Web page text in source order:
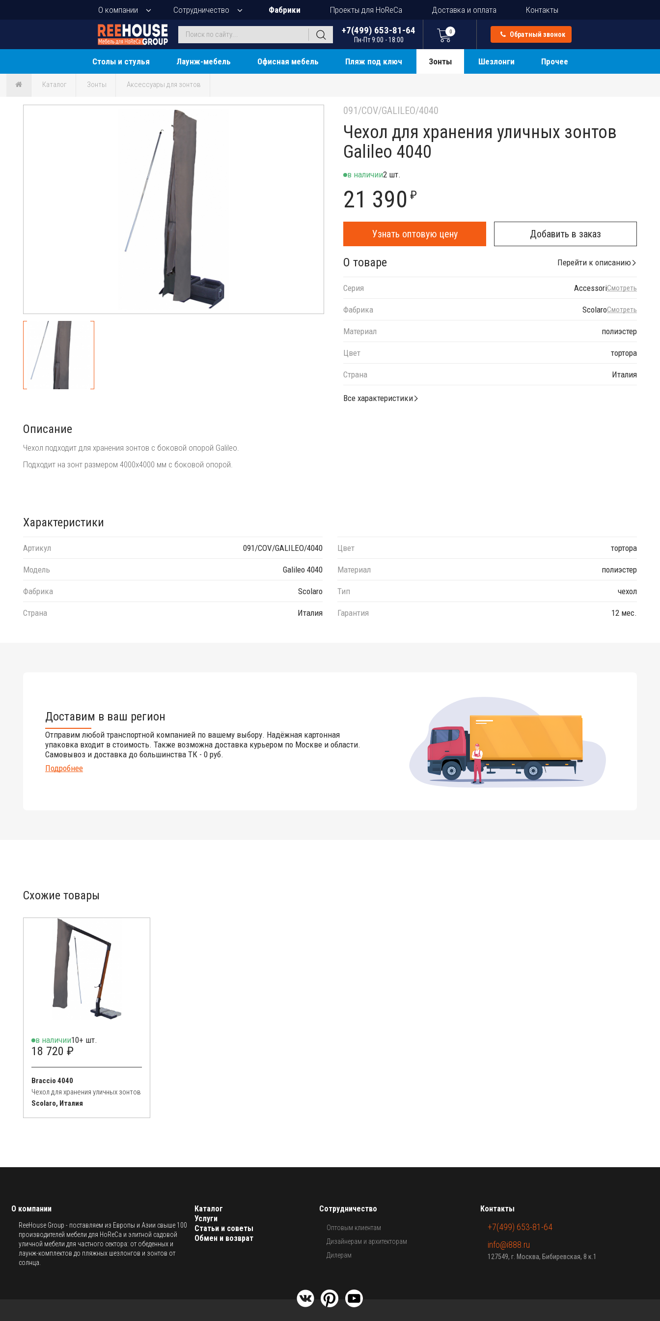
О компании Сотрудничество Фабрики Проекты для HoReCa Доставка и оплата Контакты
+7(499) 653-81-64
Пн-Пт 9:00 - 18:00
0 Обратный звонок
Столы и стулья Лаунж-мебель Офисная мебель Пляж под ключ Зонты Шезлонги Прочее
Каталог Зонты Аксессуары для зонтов
091/COV/GALILEO/4040
Чехол для хранения уличных зонтов
Galileo 4040
в наличии2 шт.
21 390 ₽
Узнать оптовую цену Добавить в заказ
О товаре Перейти к описанию
Серия AccessoriСмотреть
Фабрика ScolaroСмотреть
Материал полиэстер
Цвет тортора
Страна Италия
Все характеристики
Описание
Чехол подходит для хранения зонтов с боковой опорой Galileo.
Подходит на зонт размером 4000х4000 мм с боковой опорой.
Характеристики
Артикул 091/COV/GALILEO/4040
Модель Galileo 4040
Фабрика Scolaro
Страна Италия
Цвет тортора
Материал полиэстер
Тип чехол
Гарантия 12 мес.
Доставим в ваш регион
Отправим любой транспортной компанией по вашему выбору. Надёжная картонная
упаковка входит в стоимость. Также возможна доставка курьером по Москве и области.
Самовывоз и доставка до большинства ТК - 0 руб.
Подробнее
Схожие товары
в наличии10+ шт.
18 720 ₽
Braccio 4040
Чехол для хранения уличных зонтов
Scolaro, Италия
О компании
ReeHouse Group - поставляем из Европы и Азии свыше 100
производителей мебели для HoReCa и элитной садовой
уличной мебели для частного сектора: от обеденных и
лаунж-комплектов до пляжных шезлонгов и зонтов от
солнца.
Каталог
Услуги
Статьи и советы
Обмен и возврат
Сотрудничество
Оптовым клиентам
Дизайнерам и архитекторам
Дилерам
Контакты
+7(499) 653-81-64
info@i888.ru
127549, г. Москва, Бибиревская, 8 к.1